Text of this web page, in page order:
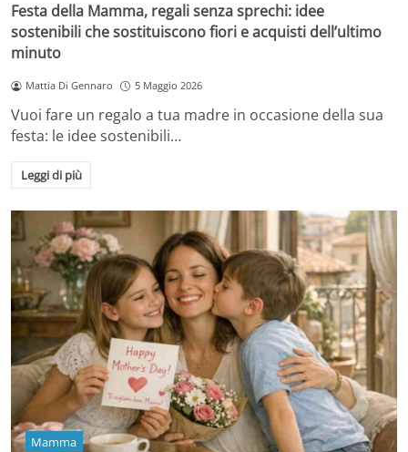
Festa della Mamma, regali senza sprechi: idee
sostenibili che sostituiscono fiori e acquisti dell’ultimo
minuto
Mattia Di Gennaro 5 Maggio 2026
Vuoi fare un regalo a tua madre in occasione della sua
festa: le idee sostenibili…
Leggi di più
Mamma